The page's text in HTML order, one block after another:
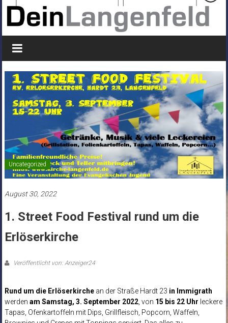
Uncategorized
August 30, 2022
1. Street Food Festival rund um die
Erlöserkirche
Veröffentlicht von: Anzeiger24
Rund um die Erlöserkirchean der Straße Hardt 23 in Immigrath
werden am Samstag, 3. September 2022, von 15 bis 22 Uhr leckere
Tapas, Ofenkartoffeln mit Dips, Grillfleisch, Popcorn, Waffeln,